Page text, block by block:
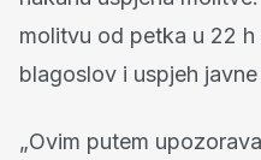
molitvu od petka u 22 h
blagoslov i uspjeh
„Ovim putem